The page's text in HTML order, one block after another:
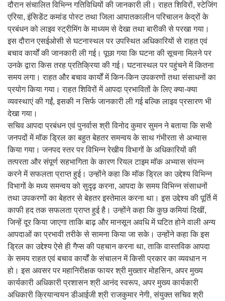
दौरान संचालित विभिन्न गतिविधियों की जानकारी ली। राहत शिविरों, स्टेजिंग
एरिया, इंसिडेंट कमांड पोस्ट तथा जिला आपातकालीन परिचालन केद्रों के
प्रबंधन को लाइव स्ट्रीमिंग के माध्यम से देखा तथा बारीकी से परखा गया।
इस दौरान एसईओसी से घटनास्थल पर उपस्थित अधिकारियों से राहत एवं
बचाव कार्यों की जानकारी ली गई। पूछा गया कि घटना की सूचना मिलने पर
उनके द्वारा किस तरह प्रतिक्रिया की गई। घटनास्थल पर पहुंचने में कितना
समय लगा। राहत और बचाव कार्यों में किन-किन उपकरणों तथा संसाधनों का
प्रयोग किया गया। राहत शिविरों में आपदा प्रभावितों के लिए क्या-क्या
व्यवस्थाएं की गईं, इसकी न सिर्फ जानकारी ली गई बल्कि लाइव प्रसारण भी
देखा गया।
सचिव आपदा प्रबंधन एवं पुनर्वास श्री विनोद कुमार सुमन ने बताया कि सभी
जनपदों में मॉक ड्रिल का बहुत बेहतर समन्वय के साथ गंभीरता से अभ्यास
किया गया। जनपद स्तर पर विभिन्न रेखीय विभागों के अधिकारियों की
तत्परता और संपूर्ण सहभागिता के कारण रियल टाइम मॉक अभ्यास संपन्न
करने में सफलता प्राप्त हुई। उन्होंने कहा कि मॉक ड्रिल का उद्देश्य विभिन्न
विभागों के मध्य समन्वय को सुदृढ़ करना, आपदा के समय विभिन्न संसाधनों
तथा उपकरणों का बेहतर से बेहतर इस्तेमाल करना था। इस उद्देश्य की पूर्ति में
काफी हद तक सफलता प्राप्त हुई है। उन्होंने कहा कि कुछ कमियां दिखीं,
जिन्हें दूर किया जाएगा ताकि बाढ़ और मानसून अवधि में घटित होने वाली अन्य
आपदाओं का प्रभावी तरीके से सामना किया जा सके। उन्होंने कहा कि इस
ड्रिल का उद्देश्य ऐसे ही गैप्स की पहचान करना था, ताकि वास्तविक आपदा
के समय राहत एवं बचाव कार्यों के संचालन में किसी प्रकार का व्यवधान न
हो। इस अवसर पर महानिरीक्षक फायर श्री मुख्तार मोहसिन, अपर मुख्य
कार्यकारी अधिकारी प्रशासन श्री आनंद स्वरूप, अपर मुख्य कार्यकारी
अधिकारी क्रियान्वयन डीआईजी श्री राजकुमार नेगी, संयुक्त सचिव श्री